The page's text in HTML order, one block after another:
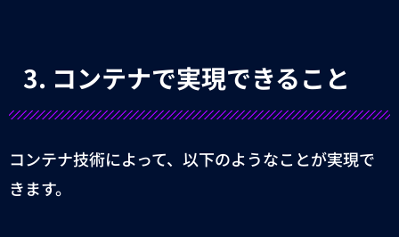
3. コンテナで実現できること
コンテナ技術によって、以下のようなことが実現で
きます。